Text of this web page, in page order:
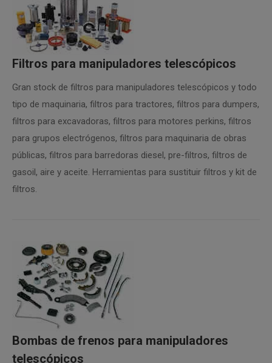
Filtros para manipuladores telescópicos
Gran stock de filtros para manipuladores telescópicos y todo
tipo de maquinaria, filtros para tractores, filtros para dumpers,
filtros para excavadoras, filtros para motores perkins, filtros
para grupos electrógenos, filtros para maquinaria de obras
públicas, filtros para barredoras diesel, pre-filtros, filtros de
gasoil, aire y aceite. Herramientas para sustituir filtros y kit de
filtros.
Bombas de frenos para manipuladores
telescópicos